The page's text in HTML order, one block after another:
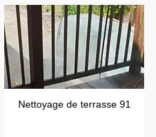
Nettoyage de terrasse 91